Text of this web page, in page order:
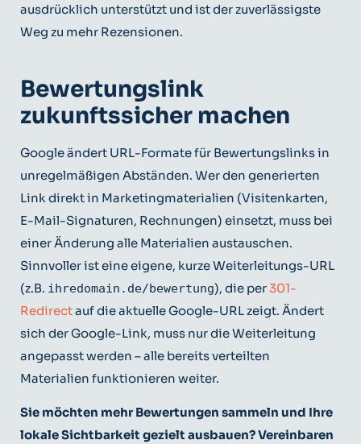
ausdrücklich unterstützt und ist der zuverlässigste
Weg zu mehr Rezensionen.
Bewertungslink
zukunftssicher machen
Google ändert URL-Formate für Bewertungslinks in
unregelmäßigen Abständen. Wer den generierten
Link direkt in Marketingmaterialien (Visitenkarten,
E-Mail-Signaturen, Rechnungen) einsetzt, muss bei
einer Änderung alle Materialien austauschen.
Sinnvoller ist eine eigene, kurze Weiterleitungs-URL
(z.B. ihredomain.de/bewertung), die per301-
Redirectauf die aktuelle Google-URL zeigt. Ändert
sich der Google-Link, muss nur die Weiterleitung
angepasst werden – alle bereits verteilten
Materialien funktionieren weiter.
Sie möchten mehr Bewertungen sammeln und Ihre
lokale Sichtbarkeit gezielt ausbauen? Vereinbaren